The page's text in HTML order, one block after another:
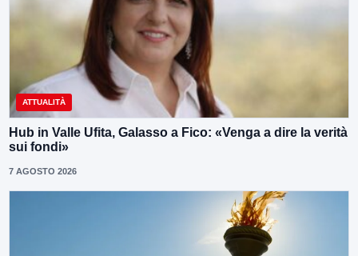
ATTUALITÀ
Hub in Valle Ufita, Galasso a Fico: «Venga a dire la verità
sui fondi»
7 AGOSTO 2026